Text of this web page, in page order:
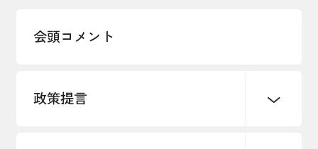
海外情報レポート
会頭コメント
政策提言